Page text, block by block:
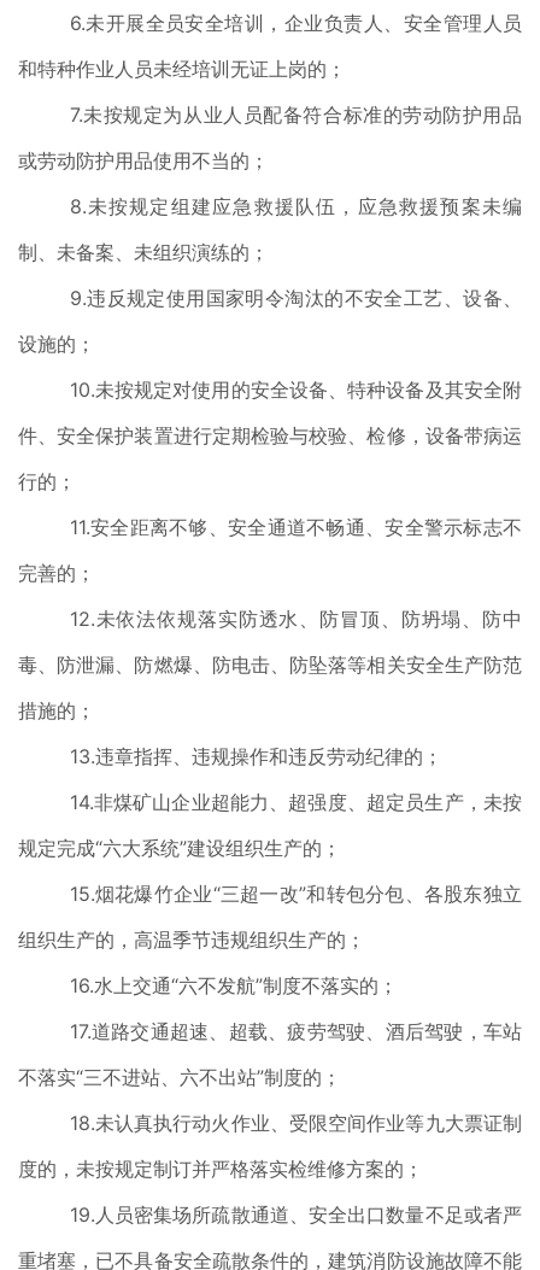
6.未开展全员安全培训，企业负责人、安全管理人员
和特种作业人员未经培训无证上岗的；
7.未按规定为从业人员配备符合标准的劳动防护用品
或劳动防护用品使用不当的；
8.未按规定组建应急救援队伍，应急救援预案未编
制、未备案、未组织演练的；
9.违反规定使用国家明令淘汰的不安全工艺、设备、
设施的；
10.未按规定对使用的安全设备、特种设备及其安全附
件、安全保护装置进行定期检验与校验、检修，设备带病运
行的；
11.安全距离不够、安全通道不畅通、安全警示标志不
完善的；
12.未依法依规落实防透水、防冒顶、防坍塌、防中
毒、防泄漏、防燃爆、防电击、防坠落等相关安全生产防范
措施的；
13.违章指挥、违规操作和违反劳动纪律的；
14.非煤矿山企业超能力、超强度、超定员生产，未按
规定完成“六大系统”建设组织生产的；
15.烟花爆竹企业“三超一改”和转包分包、各股东独立
组织生产的，高温季节违规组织生产的；
16.水上交通“六不发航”制度不落实的；
17.道路交通超速、超载、疲劳驾驶、酒后驾驶，车站
不落实“三不进站、六不出站”制度的；
18.未认真执行动火作业、受限空间作业等九大票证制
度的，未按规定制订并严格落实检维修方案的；
19.人员密集场所疏散通道、安全出口数量不足或者严
重堵塞，已不具备安全疏散条件的，建筑消防设施故障不能